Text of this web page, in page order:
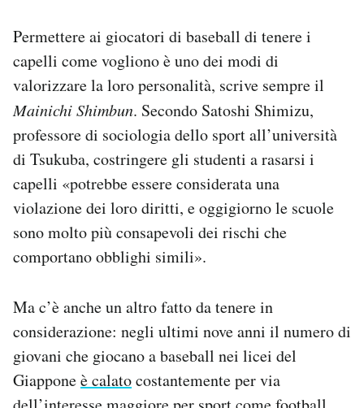
Permettere ai giocatori di baseball di tenere i
capelli come vogliono è uno dei modi di
valorizzare la loro personalità, scrive sempre il
Mainichi Shimbun. Secondo Satoshi Shimizu,
professore di sociologia dello sport all’università
di Tsukuba, costringere gli studenti a rasarsi i
capelli «potrebbe essere considerata una
violazione dei loro diritti, e oggigiorno le scuole
sono molto più consapevoli dei rischi che
comportano obblighi simili».
Ma c’è anche un altro fatto da tenere in
considerazione: negli ultimi nove anni il numero di
giovani che giocano a baseball nei licei del
Giapponeè calatocostantemente per via